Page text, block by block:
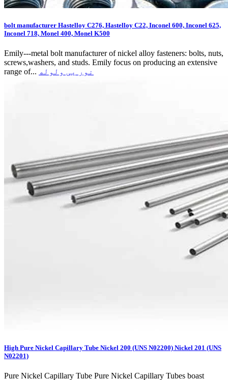
bolt manufacturer Hastelloy C276, Hastelloy C22, Inconel 600, Inconel 625,
Inconel 718, Monel 400, Monel K500
Emily---metal bolt manufacturer of nickel alloy fasteners: bolts, nuts,
screws,washers, and studs. Emily focus on producing an extensive
range of... نور یی ولوله
High Pure Nickel Capillary Tube Nickel 200 (UNS N02200) Nickel 201 (UNS
N02201)
Pure Nickel Capillary Tube Pure Nickel Capillary Tubes boast